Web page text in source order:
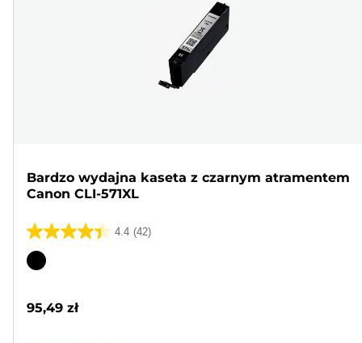
Bardzo wydajna kaseta z czarnym atramentem
Canon CLI-571XL
4.4 (42)
4.4
na
42
Wkład
95,49 zł